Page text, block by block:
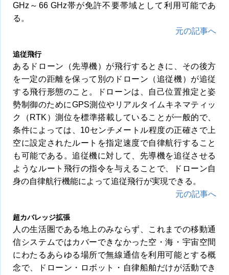
GHz～66 GHz帯が免許不要帯域として利用可能であ
る。
元の記事へ
追従飛行
あるドローン（先導機）が飛行するときに、その後方
を一定の距離を保って別のドローン（追従機）が追従
する飛行形態のこと。ドローンは、自己位置推定と姿
勢制御のためにGPS測位やリアルタイムキネマティッ
ク（RTK）測位を標準搭載していることが一般的で、
条件によっては、10センチメートル程度の正確さで上
空に設定されたルートを指定速度で自律航行すること
も可能である。追従機に対して、先導機を追従させる
ようなルート飛行の指令を与えることで、ドローン自
身の自律航行機能によって追従飛行が実現できる。
元の記事へ
超カバレッジ拡張
人の生活圏である地上のみならず、これまでの移動通
信システムではカバーできなかった空・海・宇宙空間
にわたるあらゆる場所で無線通信を利用可能とする概
念で、ドローン・ロボット・自律船舶だけが活動でき